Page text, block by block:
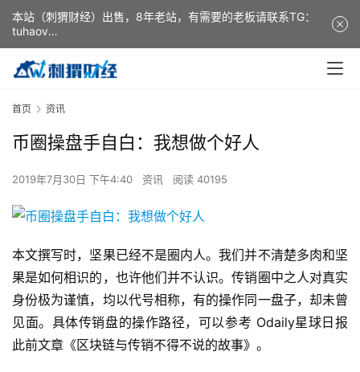
首页 资讯
币圈操盘手自白：我想做个好人
2019年7月30日 下午4:40 资讯 阅读 40195
本文撰写时，坚果已经不是圈内人。我们并不清楚多肉和坚
果是如何相识的，也许他们并不认识。传销圈中之人对真实
身份极为谨慎，均以代号相称，有的操作同一盘子，却未曾
见面。具体传销盘的操作路径，可以参考 Odaily星球日报
此前文章《区块链与传销不得不说的故事》。
本站（刺猬财经）出售，8年老站，有需要的老板请联系TG：
tuhaov
This website (ciweicaijing) is for sale. It is a 8-year-old
website. If you need it, please contact TG: tuhaov